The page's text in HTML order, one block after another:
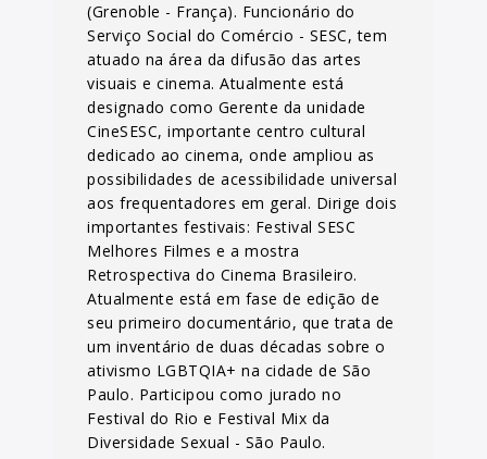
(Grenoble - França). Funcionário do
Serviço Social do Comércio - SESC, tem
atuado na área da difusão das artes
visuais e cinema. Atualmente está
designado como Gerente da unidade
CineSESC, importante centro cultural
dedicado ao cinema, onde ampliou as
possibilidades de acessibilidade universal
aos frequentadores em geral. Dirige dois
importantes festivais: Festival SESC
Melhores Filmes e a mostra
Retrospectiva do Cinema Brasileiro.
Atualmente está em fase de edição de
seu primeiro documentário, que trata de
um inventário de duas décadas sobre o
ativismo LGBTQIA+ na cidade de São
Paulo. Participou como jurado no
Festival do Rio e Festival Mix da
Diversidade Sexual - São Paulo.